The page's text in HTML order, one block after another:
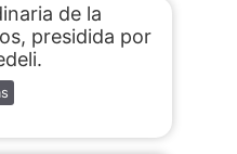
de la
presidida por